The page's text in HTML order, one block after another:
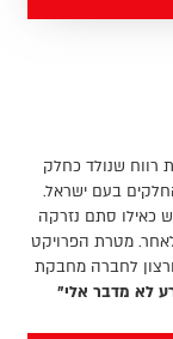
רווח שנולד כחלק
בעם ישראל.
כאילו סתם נזרקה
מטרת הפרויקט
לחברה מחבקת
לא מדבר אלי"